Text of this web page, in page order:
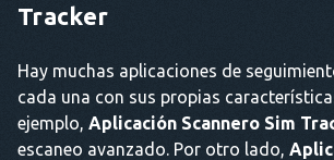
Tracker
Hay muchas aplicaciones de
cada una con sus propias
ejemplo, Aplicación Scannero Sim
escaneo avanzado. Por otro lado,